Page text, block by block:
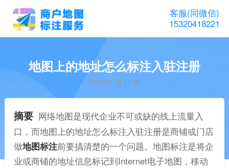
客服(同微信)
15320418221
地图上的地址怎么标注入驻注册
2023-03-16 14:39
摘要 网络地图是现代企业不可或缺的线上流量入
口，而地图上的地址怎么标注入驻注册是商铺或门店
做地图标注前要搞清楚的一个问题。地图标注是将企
业或商铺的地址信息标记到Internet电子地图，移动